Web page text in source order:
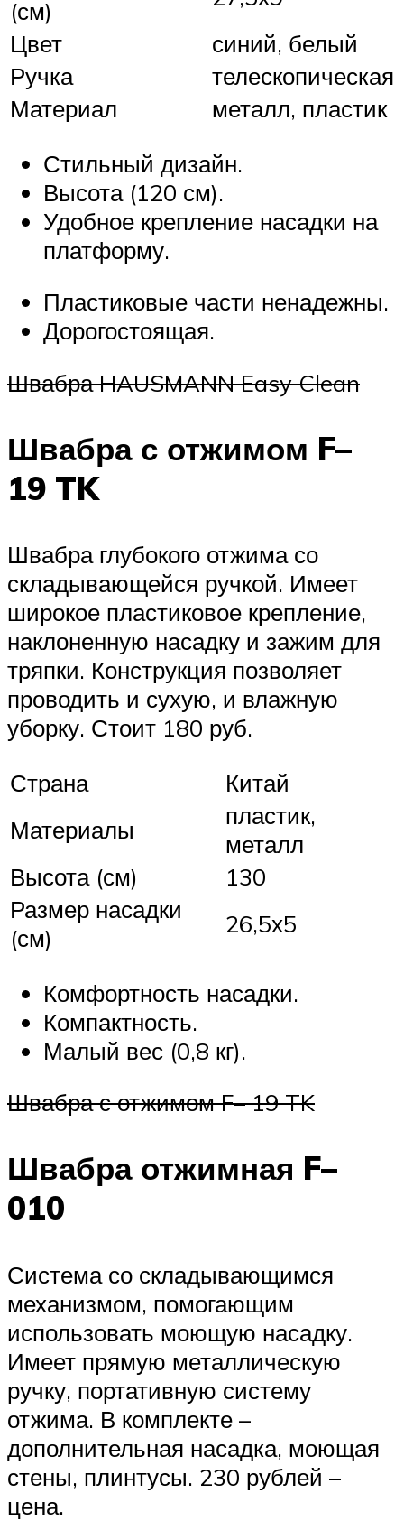
(см)
Цвет
синий, белый
Ручка
телескопическая
Материал
металл, пластик
Стильный дизайн.
Высота (120 см).
Удобное крепление насадки на
платформу.
Пластиковые части ненадежны.
Дорогостоящая.
Швабра HAUSMANN Easy Clean
Швабра с отжимом F–
19 TK
Швабра глубокого отжима со
складывающейся ручкой. Имеет
широкое пластиковое крепление,
наклоненную насадку и зажим для
тряпки. Конструкция позволяет
проводить и сухую, и влажную
уборку. Стоит 180 руб.
Страна
Китай
Материалы
пластик,
металл
Высота (см)
130
Размер насадки
(см)
26,5х5
Комфортность насадки.
Компактность.
Малый вес (0,8 кг).
Швабра с отжимом F– 19 TK
Швабра отжимная F–
010
Система со складывающимся
механизмом, помогающим
использовать моющую насадку.
Имеет прямую металлическую
ручку, портативную систему
отжима. В комплекте –
дополнительная насадка, моющая
стены, плинтусы. 230 рублей –
цена.